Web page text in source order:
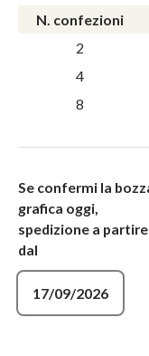
N. confezioni
2
4
8
Se confermi la
grafica oggi,
spedizione a partire
dal
17/09/2026